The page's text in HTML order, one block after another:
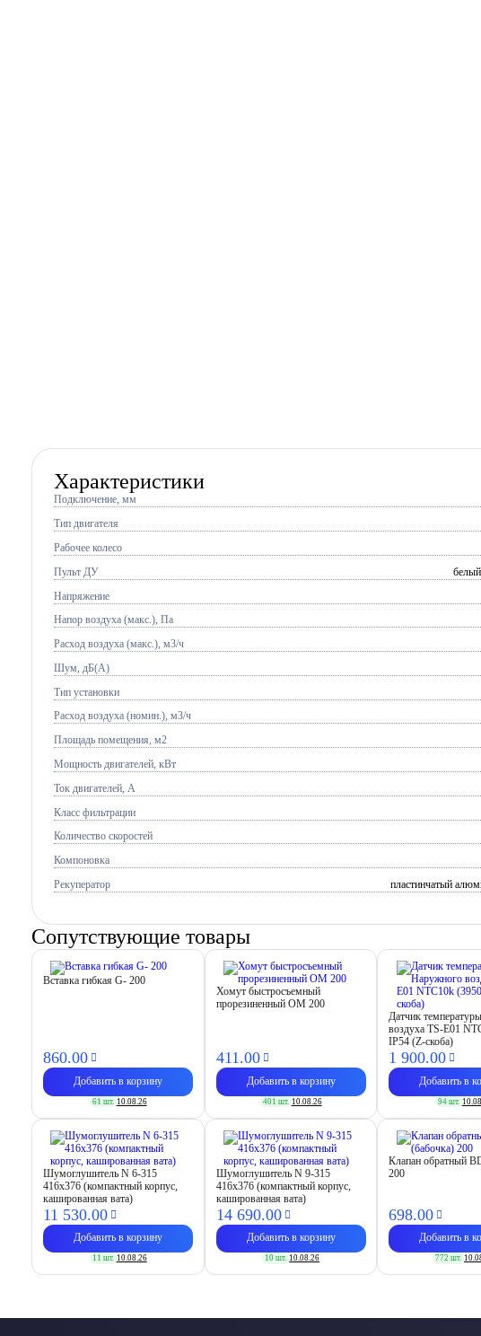
Характеристики
Подключение, мм
Тип двигателя
Рабочее колесо
Пульт ДУ
Напряжение
Напор воздуха (макс.), Па
Расход воздуха (макс.), м3/ч
Шум, дБ(А)
Тип установки
Расход воздуха (номин.), м3/ч
Площадь помещения, м2
Мощность двигателей, кВт
Ток двигателей, А
Класс фильтрации
Количество скоростей
Компоновка
Рекуператор пластинчатый
Сопутствующие товары
Вставка гибкая G- 200
860.00
Добавить в корзину
61 шт. 10.08.26
Хомут быстросъемный
прорезиненный OM 200
411.00
Добавить в корзину
401 шт. 10.08.26
Датчик
воздуха TS-E01
IP54 (Z-скоба)
1 900.00
Добавить в
94 шт.
Шумоглушитель N 6-315
416х376 (компактный корпус,
кашированная вата)
11 530.00
Добавить в корзину
11 шт. 10.08.26
Шумоглушитель N 9-315
416х376 (компактный корпус,
кашированная вата)
14 690.00
Добавить в корзину
10 шт. 10.08.26
Клапан обратный
200
698.00
Добавить в
772 шт.